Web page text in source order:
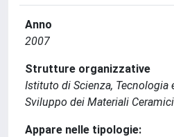
Anno
2007
Strutture organizzative
Istituto di Scienza, Tecnologia
Sviluppo dei Materiali Ceramici
Appare nelle tipologie: